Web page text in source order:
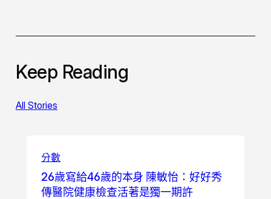
Keep Reading
All Stories
分數
26歲寫給46歲的本身 陳敏怡：好好秀
傳醫院健康檢查活著是獨一期許